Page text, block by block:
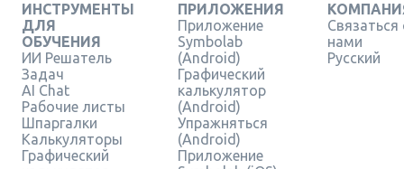
ИНСТРУМЕНТЫ
ДЛЯ
ОБУЧЕНИЯ
ИИ Решатель
Задач
AI Chat
Рабочие листы
Шпаргалки
Калькуляторы
Графический
ПРИЛОЖЕНИЯ
Приложение
Symbolab
(Android)
Графический
калькулятор
(Android)
Упражняться
(Android)
Приложение
Связаться
нами
Русский